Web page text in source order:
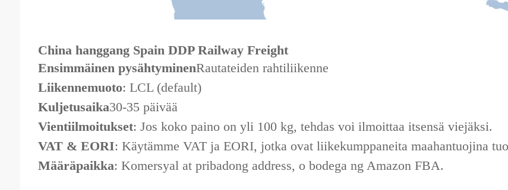
China hanggang Spain DDP Railway Freight
Ensimmäinen pysähtyminenRautateiden rahtiliikenne
Liikennemuoto: LCL (default)
Kuljetusaika30-35 päivää
Vientiilmoitukset: Jos koko paino on yli 100 kg, tehdas voi ilmoittaa itsensä viejäksi.
VAT & EORI: Käytämme VAT ja EORI, jotka ovat liikekumppaneita maahantuojina
Määräpaikka: Komersyal at pribadong address, o bodega ng Amazon FBA.